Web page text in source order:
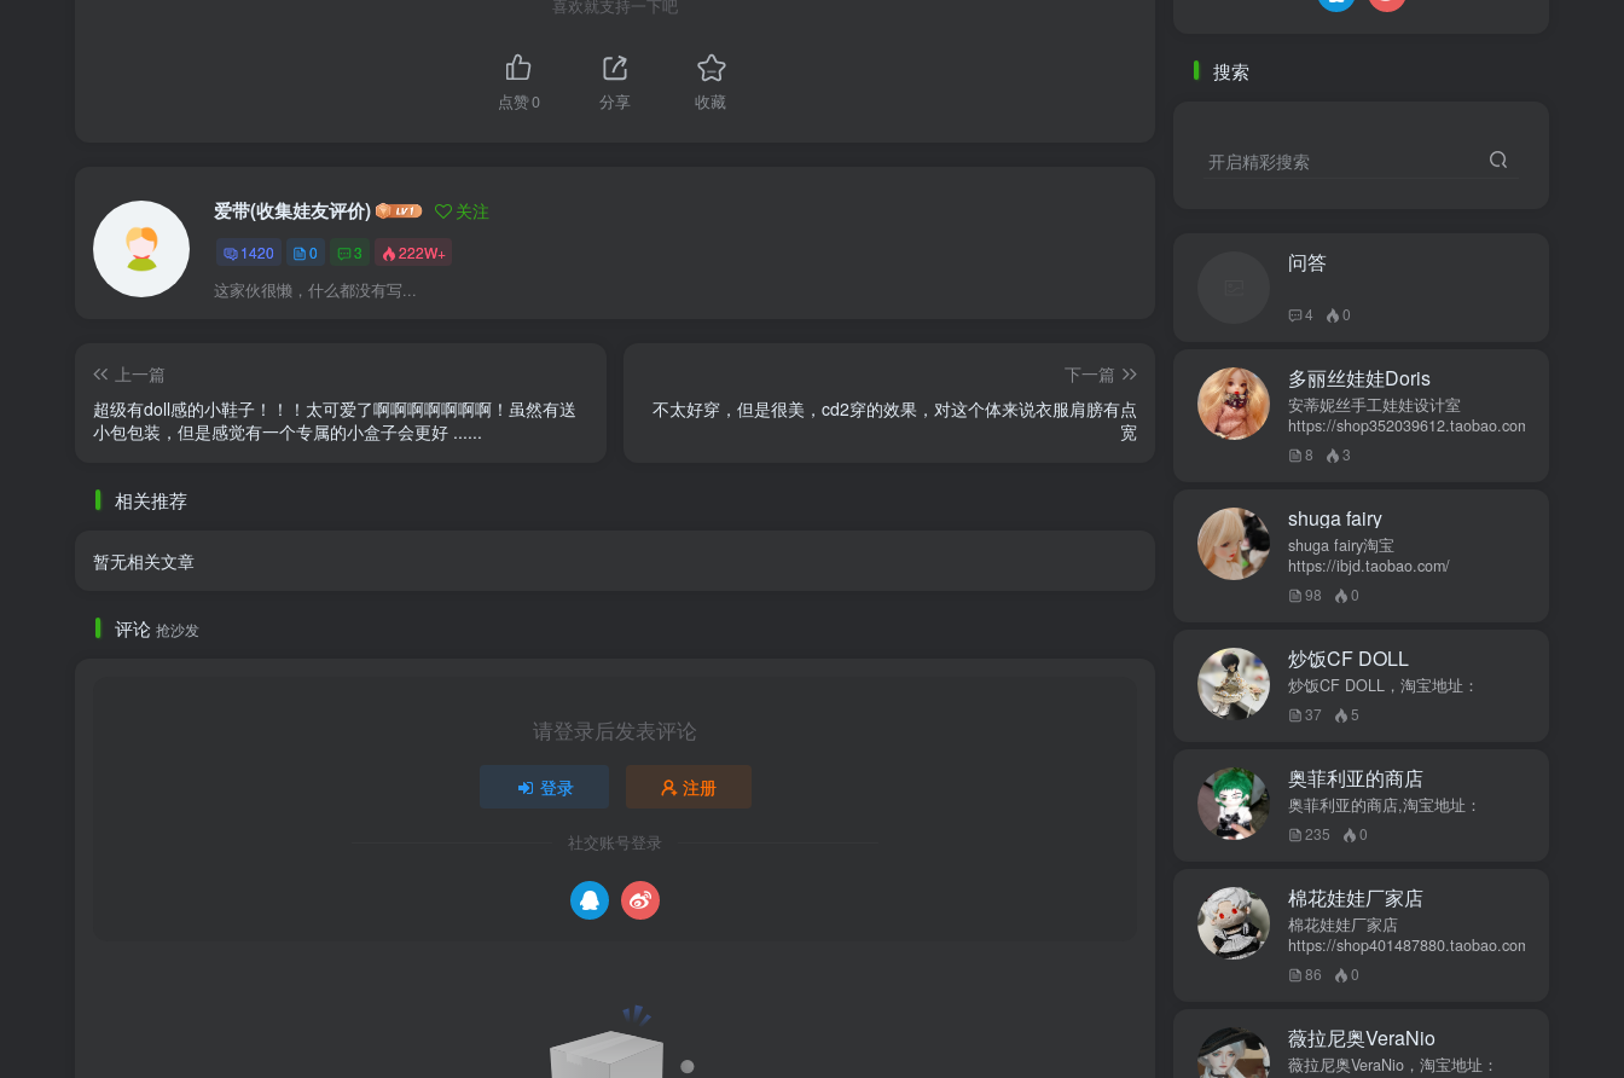
喜欢就支持一下吧
点赞0 分享 收藏
爱带(收集娃友评价) 关注
1420 0 3 222W+
这家伙很懒，什么都没有写...
上一篇
超级有doll感的小鞋子！！！太可爱了啊啊啊啊啊啊啊！虽然有送
小包包装，但是感觉有一个专属的小盒子会更好 ......
下一篇
不太好穿，但是很美，cd2穿的效果，对这个体来说衣服肩膀有点
宽
相关推荐
暂无相关文章
评论 抢沙发
请登录后发表评论
登录 注册
社交账号登录
搜索
开启精彩搜索
问答
4 0
多丽丝娃娃Doris
安蒂妮丝手工娃娃设计室
https://shop352039612.taobao.com
8 3
shuga fairy
shuga fairy淘宝
https://ibjd.taobao.com/
98 0
炒饭CF DOLL
炒饭CF DOLL，淘宝地址：
37 5
奥菲利亚的商店
奥菲利亚的商店,淘宝地址：
235 0
棉花娃娃厂家店
棉花娃娃厂家店
https://shop401487880.taobao.com/
86 0
薇拉尼奥VeraNio
薇拉尼奥VeraNio，淘宝地址：